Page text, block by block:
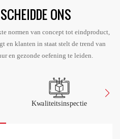
ONS
normen van concept tot eindproduct,
en klanten in staat stelt de trend van
en gezonde oefening te leiden.
Kwaliteitsinspectie